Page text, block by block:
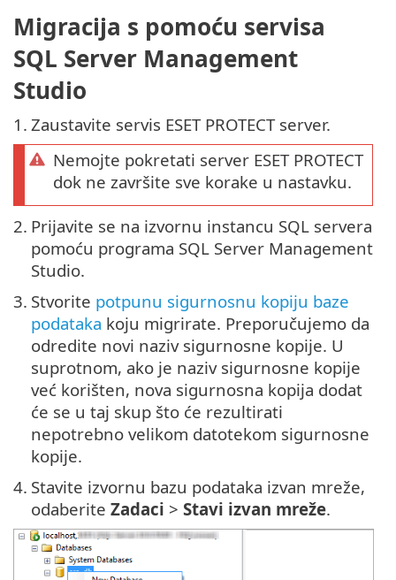
Migracija s pomoću servisa
SQL Server Management
Studio
1. Zaustavite servis ESET PROTECT server.
Nemojte pokretati server ESET PROTECT
dok ne završite sve korake u nastavku.
2. Prijavite se na izvornu instancu SQL servera
pomoću programa SQL Server Management
Studio.
3. Stvorite potpunu sigurnosnu kopiju baze
podataka koju migrirate. Preporučujemo da
odredite novi naziv sigurnosne kopije. U
suprotnom, ako je naziv sigurnosne kopije
već korišten, nova sigurnosna kopija dodat
će se u taj skup što će rezultirati
nepotrebno velikom datotekom sigurnosne
kopije.
4. Stavite izvornu bazu podataka izvan mreže,
odaberite Zadaci > Stavi izvan mreže.